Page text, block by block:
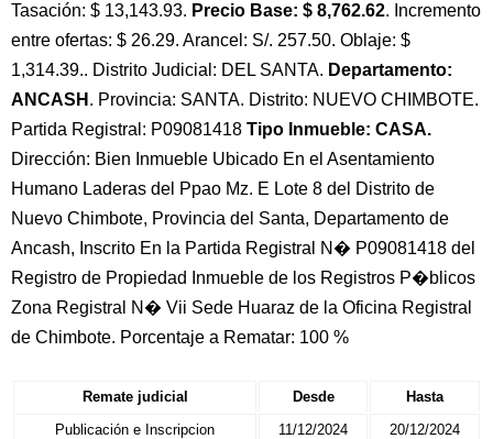
Tasación: $ 13,143.93. Precio Base: $ 8,762.62. Incremento
entre ofertas: $ 26.29. Arancel: S/. 257.50. Oblaje: $
1,314.39.. Distrito Judicial: DEL SANTA. Departamento:
ANCASH . Provincia: SANTA. Distrito: NUEVO CHIMBOTE.
Partida Registral: P09081418 Tipo Inmueble: CASA.
Dirección: Bien Inmueble Ubicado En el Asentamiento
Humano Laderas del Ppao Mz. E Lote 8 del Distrito de
Nuevo Chimbote, Provincia del Santa, Departamento de
Ancash, Inscrito En la Partida Registral N� P09081418 del
Registro de Propiedad Inmueble de los Registros P�blicos
Zona Registral N� Vii Sede Huaraz de la Oficina Registral
de Chimbote. Porcentaje a Rematar: 100 %
Remate judicial Desde
Hasta
Publicación e Inscripcion
11/12/2024 20/12/2024